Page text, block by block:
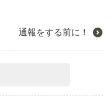
通報をする前に！